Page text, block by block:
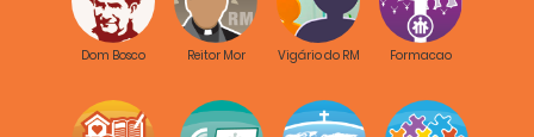
Dom Bosco Reitor Mor Vigário do RM Formacao